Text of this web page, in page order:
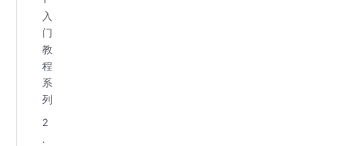
入
门
教
程
系
列
2
.